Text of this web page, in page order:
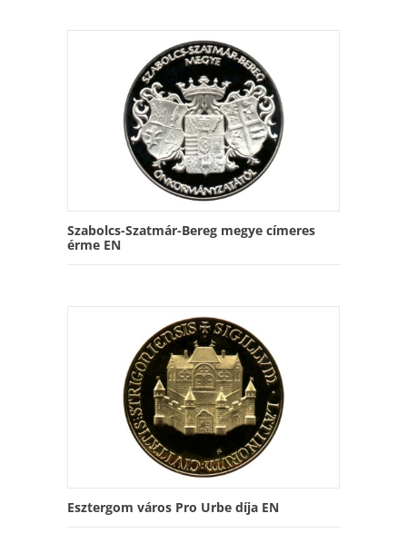
Szabolcs-Szatmár-Bereg megye címeres
érme EN
Esztergom város Pro Urbe díja EN